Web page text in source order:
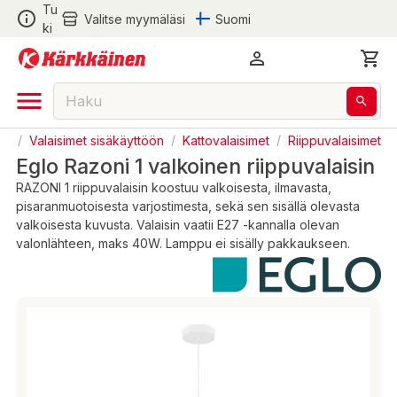
Tu
ki
Valitse myymäläsi Suomi
/ Valaisimet sisäkäyttöön / Kattovalaisimet / Riippuvalaisimet
Eglo Razoni 1 valkoinen riippuvalaisin
RAZONI 1 riippuvalaisin koostuu valkoisesta, ilmavasta,
pisaranmuotoisesta varjostimesta, sekä sen sisällä olevasta
valkoisesta kuvusta. Valaisin vaatii E27 -kannalla olevan
valonlähteen, maks 40W. Lamppu ei sisälly pakkaukseen.